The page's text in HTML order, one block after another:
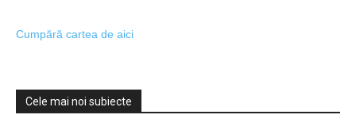
Cumpără cartea de aici
Cele mai noi subiecte